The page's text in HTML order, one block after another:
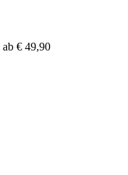
ab € 49,90